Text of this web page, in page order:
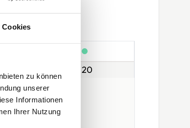
Cookies
zu können
unserer
Informationen
Ihrer Nutzung
20